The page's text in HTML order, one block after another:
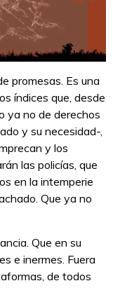
promesas. Es una
índices que, desde
ya no de derechos
y su necesidad-,
y los
las policías, que
en la intemperie
Que ya no
Que en su
e inermes. Fuera
de todos